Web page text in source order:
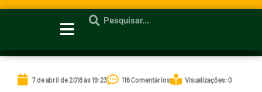
7 de abril de 2018 às 19:23 116 Comentários Visualizações: 0